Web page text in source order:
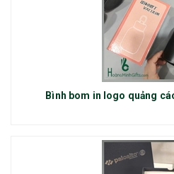
Bình bom in logo quảng